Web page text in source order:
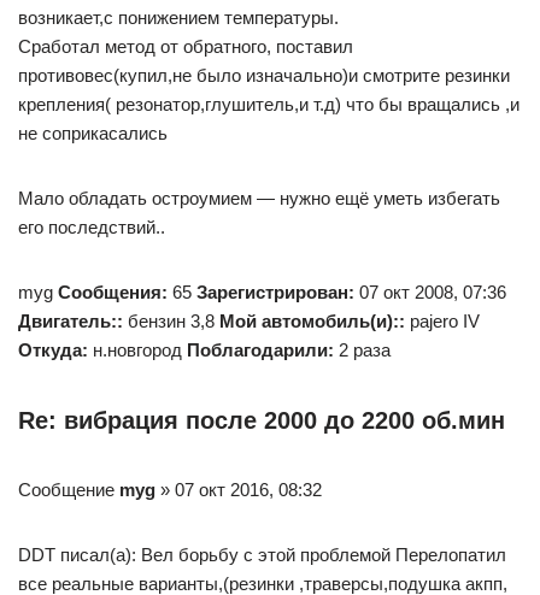
возникает,с понижением температуры.
Сработал метод от обратного, поставил
противовес(купил,не было изначально)и смотрите резинки
крепления( резонатор,глушитель,и т.д) что бы вращались ,и
не соприкасались
Мало обладать остроумием — нужно ещё уметь избегать
его последствий..
myg Сообщения: 65 Зарегистрирован: 07 окт 2008, 07:36
Двигатель:: бензин 3,8 Мой автомобиль(и):: pajero IV
Откуда: н.новгород Поблагодарили: 2 раза
Re: вибрация после 2000 до 2200 об.мин
Сообщение myg » 07 окт 2016, 08:32
DDT писал(а): Вел борьбу с этой проблемой Перелопатил
все реальные варианты,(резинки ,траверсы,подушка акпп,